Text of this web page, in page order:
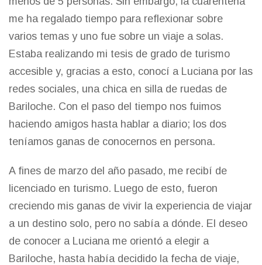
me ha regalado tiempo para reflexionar sobre
varios temas y uno fue sobre un viaje a solas.
Estaba realizando mi tesis de grado de turismo
accesible y, gracias a esto, conocí a Luciana por las
redes sociales, una chica en silla de ruedas de
Bariloche. Con el paso del tiempo nos fuimos
haciendo amigos hasta hablar a diario; los dos
teníamos ganas de conocernos en persona.
A fines de marzo del año pasado, me recibí de
licenciado en turismo. Luego de esto, fueron
creciendo mis ganas de vivir la experiencia de viajar
a un destino solo, pero no sabía a dónde. El deseo
de conocer a Luciana me orientó a elegir a
Bariloche, hasta había decidido la fecha de viaje,